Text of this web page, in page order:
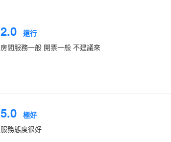
2.0 還行
房間服務一般 開票一般 不建議來
5.0 極好
服務態度很好